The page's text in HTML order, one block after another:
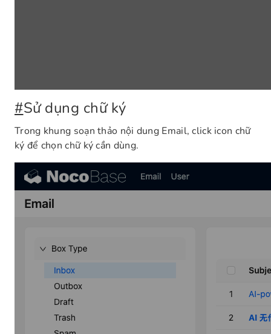
#Sử dụng chữ ký
Trong khung soạn thảo nội dung Email, click icon chữ
ký để chọn chữ ký cần dùng.